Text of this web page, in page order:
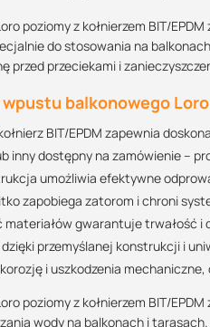
poziomy z kołnierzem BIT/
do stosowania na
przed przeciekami i
balkonowego Loro
BIT/EPDM zapewnia
inny dostępny na zamówienie –
umożliwia efektywne
zapobiega zatorom i chroni
materiałów gwarantuje trwałość i
przemyślanej konstrukcji i
i uszkodzenia
poziomy z kołnierzem BIT/
wody na balkonach i
Podlega zwrotowi?:
tak